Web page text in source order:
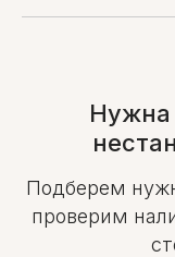
Нужна
Подберем
проверим